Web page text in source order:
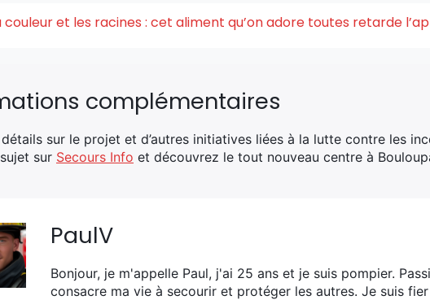
couleur et les racines : cet aliment qu’on adore toutes retarde
complémentaires
sur le projet et d’autres initiatives liées à la lutte contre les
sur Secours Info et découvrez le tout nouveau centre à
PaulV
Bonjour, je m'appelle Paul, j'ai 25 ans et je suis pompier.
consacre ma vie à secourir et protéger les autres. Je suis